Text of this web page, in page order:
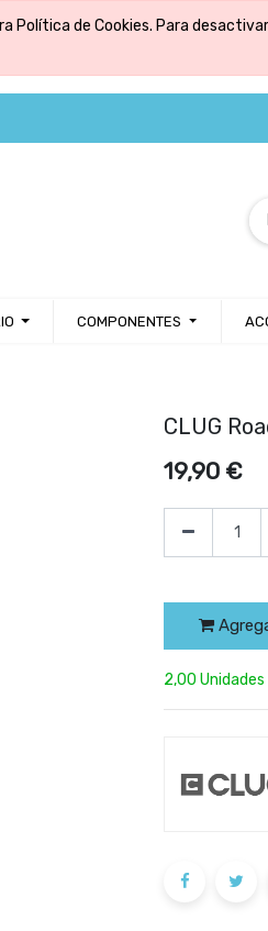
Política de Cookies. Para
COMPONENTES
CLUG
19,90 €
2,00